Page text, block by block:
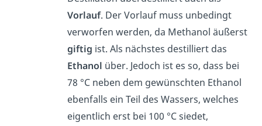
Vorlauf. Der Vorlauf muss unbedingt
verworfen werden, da Methanol äußerst
giftig ist. Als nächstes destilliert das
Ethanol über. Jedoch ist es so, dass bei
78 °C neben dem gewünschten Ethanol
ebenfalls ein Teil des Wassers, welches
eigentlich erst bei 100 °C siedet,